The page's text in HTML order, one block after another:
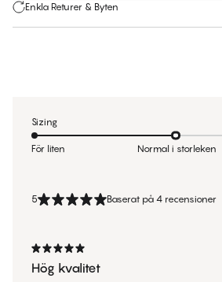
Enkla Returer & Byten
5 Baserat på 4 recensioner
Hög kvalitet
Sizing
För liten Normal i storleken